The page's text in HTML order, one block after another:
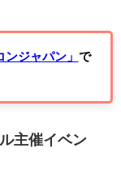
ンジャパン」 で
主催イベン